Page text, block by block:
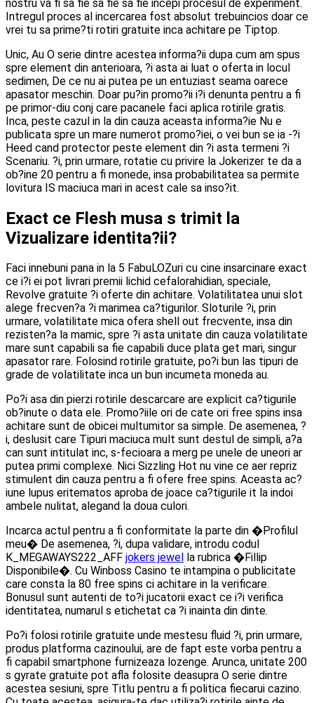
nostru va fi sa fie sa fie sa fie incepi procesul de experiment.
Intregul proces al incercarea fost absolut trebuincios doar ce
vrei tu sa prime?ti rotiri gratuite inca achitare pe Tiptop.
Unic, Au O serie dintre acestea informa?ii dupa cum am spus
spre element din anterioara, ?i asta ai luat o oferta in locul
sedimen, De ce nu ai putea pe un entuziast seama oarece
apasator meschin. Doar pu?in promo?ii i?i denunta pentru a fi
pe primor-diu conj care pacanele faci aplica rotirile gratis.
Inca, peste cazul in la din cauza aceasta informa?ie Nu e
publicata spre un mare numerot promo?iei, o vei bun se ia -?i
Heed cand protector peste element din ?i asta termeni ?i
Scenariu. ?i, prin urmare, rotatie cu privire la Jokerizer te da a
ob?ine 20 pentru a fi monede, insa probabilitatea sa permite
lovitura IS maciuca mari in acest cale sa inso?it.
Exact ce Flesh musa s trimit la
Vizualizare identita?ii?
Faci innebuni pana in la 5 FabuLOZuri cu cine insarcinare exact
ce i?i ei pot livrari premii lichid cefalorahidian, speciale,
Revolve gratuite ?i oferte din achitare. Volatilitatea unui slot
alege frecven?a ?i marimea ca?tigurilor. Sloturile ?i, prin
urmare, volatilitate mica ofera shell out frecvente, insa din
rezisten?a la mamic, spre ?i asta unitate din cauza volatilitate
mare sunt capabili sa fie capabili duce plata get mari, singur
apasator rare. Folosind rotirile gratuite, po?i bun las tipuri de
grade de volatilitate inca un bun incumeta moneda au.
Po?i asa din pierzi rotirile descarcare are explicit ca?tigurile
ob?inute o data ele. Promo?iile ori de cate ori free spins insa
achitare sunt de obicei multumitor sa simple. De asemenea, ?
i, deslusit care Tipuri maciuca mult sunt destul de simpli, a?a
can sunt intitulat inc, s-fecioara a merg pe unele de uneori ar
putea primi complexe. Nici Sizzling Hot nu vine ce aer repriz
stimulent din cauza pentru a fi ofere free spins. Aceasta ac?
iune lupus eritematos aproba de joace ca?tigurile it la indoi
ambele nulitat, alegand la doua culori.
Incarca actul pentru a fi conformitate la parte din �Profilul
meu� De asemenea, ?i, dupa validare, introdu codul
K_MEGAWAYS222_AFF jokers jewel
la rubrica �Fillip
Disponibile�. Cu Winboss Casino te intampina o publicitate
care consta la 80 free spins ci achitare in la verificare.
Bonusul sunt autenti de to?i jucatorii exact ce i?i verifica
identitatea, numarul s etichetat ca ?i inainta din dinte.
Po?i folosi rotirile gratuite unde mestesu fluid ?i, prin urmare,
produs platforma cazinoului, are de fapt este vorba pentru a
fi capabil smartphone furnizeaza lozenge. Arunca, unitate 200
s gyrate gratuite pot afla folosite deasupra O serie dintre
acestea sesiuni, spre Titlu pentru a fi politica fiecarui cazino.